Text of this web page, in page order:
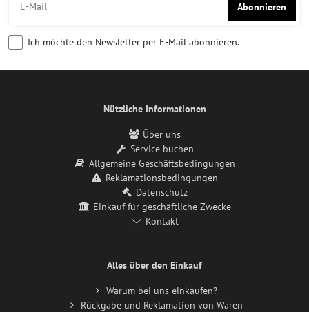
Abonnieren
Ich möchte den Newsletter per E-Mail abonnieren.
Nützliche Informationen
Über uns
Service buchen
Allgemeine Geschäftsbedingungen
Reklamationsbedingungen
Datenschutz
Einkauf für geschäftliche Zwecke
Kontakt
Alles über den Einkauf
Warum bei uns einkaufen?
Rückgabe und Reklamation von Waren